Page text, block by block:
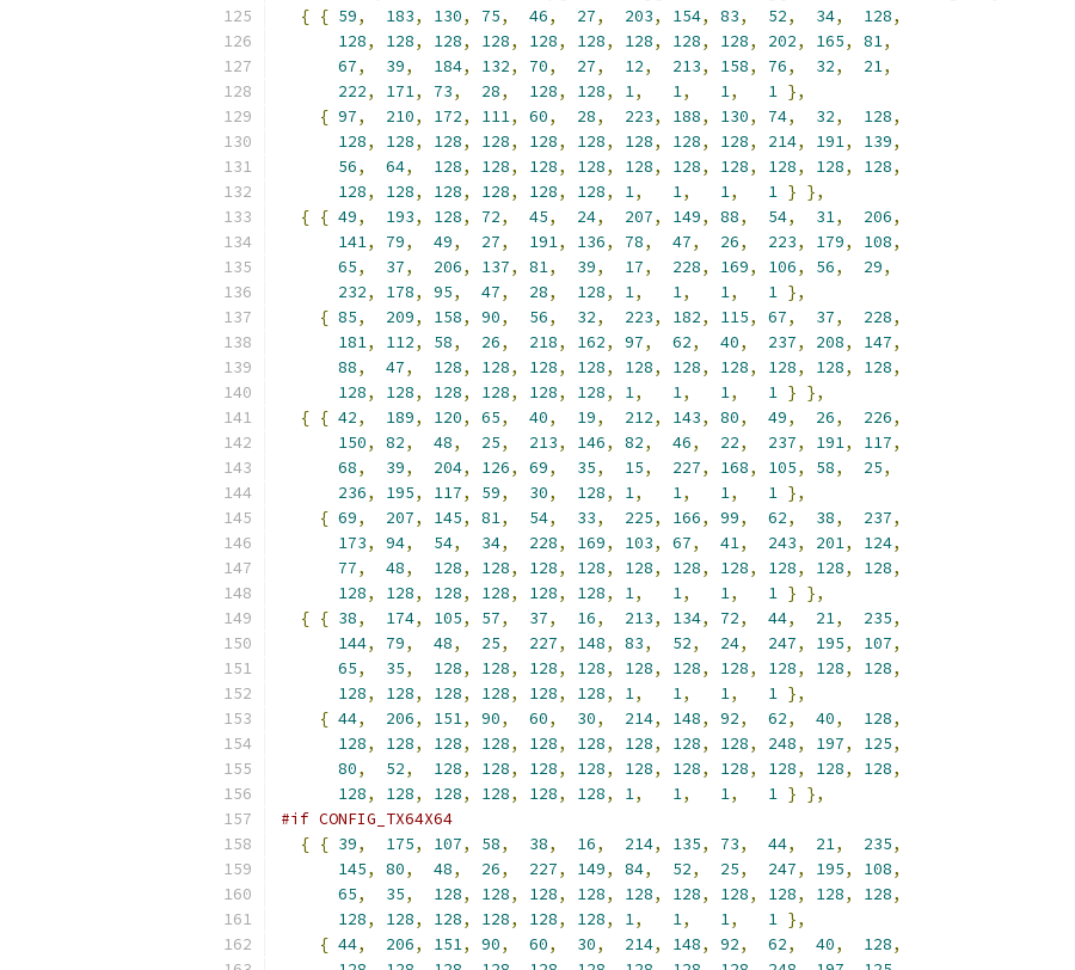
{ { 59, 183, 130, 75, 46, 27, 203, 154, 83, 52, 34, 128,
128, 128, 128, 128, 128, 128, 128, 128, 128, 202, 165, 81,
67, 39, 184, 132, 70, 27, 12, 213, 158, 76, 32, 21,
222, 171, 73, 28, 128, 128, 1, 1, 1, 1 },
{ 97, 210, 172, 111, 60, 28, 223, 188, 130, 74, 32, 128,
128, 128, 128, 128, 128, 128, 128, 128, 128, 214, 191, 139,
56, 64, 128, 128, 128, 128, 128, 128, 128, 128, 128, 128,
128, 128, 128, 128, 128, 128, 1, 1, 1, 1 } },
{ { 49, 193, 128, 72, 45, 24, 207, 149, 88, 54, 31, 206,
141, 79, 49, 27, 191, 136, 78, 47, 26, 223, 179, 108,
65, 37, 206, 137, 81, 39, 17, 228, 169, 106, 56, 29,
232, 178, 95, 47, 28, 128, 1, 1, 1, 1 },
{ 85, 209, 158, 90, 56, 32, 223, 182, 115, 67, 37, 228,
181, 112, 58, 26, 218, 162, 97, 62, 40, 237, 208, 147,
88, 47, 128, 128, 128, 128, 128, 128, 128, 128, 128, 128,
128, 128, 128, 128, 128, 128, 1, 1, 1, 1 } },
{ { 42, 189, 120, 65, 40, 19, 212, 143, 80, 49, 26, 226,
150, 82, 48, 25, 213, 146, 82, 46, 22, 237, 191, 117,
68, 39, 204, 126, 69, 35, 15, 227, 168, 105, 58, 25,
236, 195, 117, 59, 30, 128, 1, 1, 1, 1 },
{ 69, 207, 145, 81, 54, 33, 225, 166, 99, 62, 38, 237,
173, 94, 54, 34, 228, 169, 103, 67, 41, 243, 201, 124,
77, 48, 128, 128, 128, 128, 128, 128, 128, 128, 128, 128,
128, 128, 128, 128, 128, 128, 1, 1, 1, 1 } },
{ { 38, 174, 105, 57, 37, 16, 213, 134, 72, 44, 21, 235,
144, 79, 48, 25, 227, 148, 83, 52, 24, 247, 195, 107,
65, 35, 128, 128, 128, 128, 128, 128, 128, 128, 128, 128,
128, 128, 128, 128, 128, 128, 1, 1, 1, 1 },
{ 44, 206, 151, 90, 60, 30, 214, 148, 92, 62, 40, 128,
128, 128, 128, 128, 128, 128, 128, 128, 128, 248, 197, 125,
80, 52, 128, 128, 128, 128, 128, 128, 128, 128, 128, 128,
128, 128, 128, 128, 128, 128, 1, 1, 1, 1 } },
#if CONFIG_TX64X64
{ { 39, 175, 107, 58, 38, 16, 214, 135, 73, 44, 21, 235,
145, 80, 48, 26, 227, 149, 84, 52, 25, 247, 195, 108,
65, 35, 128, 128, 128, 128, 128, 128, 128, 128, 128, 128,
128, 128, 128, 128, 128, 128, 1, 1, 1, 1 },
{ 44, 206, 151, 90, 60, 30, 214, 148, 92, 62, 40, 128,